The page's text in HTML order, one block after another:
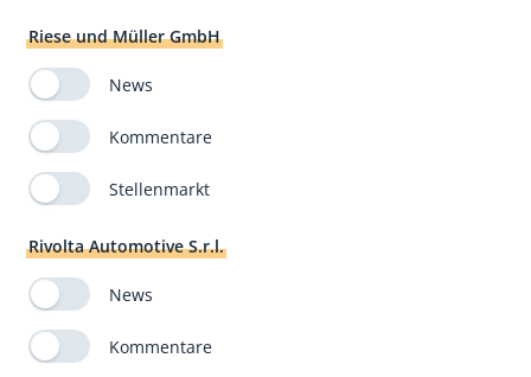
Riese und Müller GmbH
News
Kommentare
Stellenmarkt
Rivolta Automotive S.r.l.
News
Kommentare